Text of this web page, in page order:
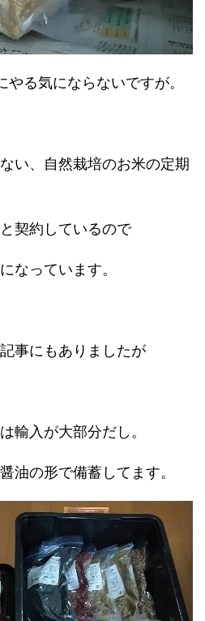
る気にならないですが。
い、自然栽培のお米の定期
契約しているので
なっています。
事にもありましたが
輸入が大部分だし。
油の形で備蓄してます。